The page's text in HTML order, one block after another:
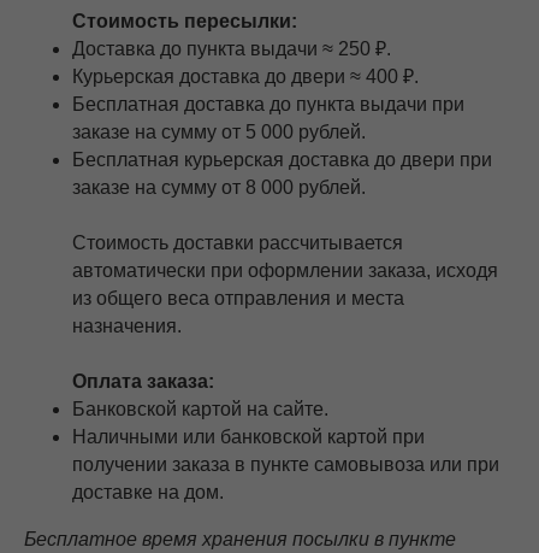
Стоимость пересылки:
Доставка до пункта выдачи ≈ 250 ₽.
Курьерская доставка до двери ≈ 400 ₽.
Бесплатная доставка до пункта выдачи при
заказе на сумму от 5 000 рублей.
Бесплатная курьерская доставка до двери при
заказе на сумму от 8 000 рублей.
Cтоимость доставки рассчитывается
автоматически при оформлении заказа, исходя
из общего веса отправления и места
назначения.
Оплата заказа:
Банковской картой на сайте.
Наличными или банковской картой при
получении заказа в пункте самовывоза или при
доставке на дом.
Бесплатное время хранения посылки в пункте